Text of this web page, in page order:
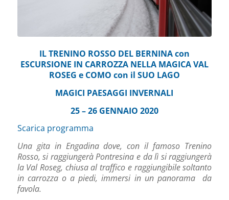
IL TRENINO ROSSO DEL BERNINA con
ESCURSIONE IN CARROZZA NELLA MAGICA VAL
ROSEG e COMO con il SUO LAGO
MAGICI PAESAGGI INVERNALI
25 – 26 GENNAIO 2020
Scarica programma
Una gita in Engadina dove, con il famoso Trenino
Rosso, si raggiungerà Pontresina e da lì si raggiungerà
la Val Roseg, chiusa al traffico e raggiungibile soltanto
in carrozza o a piedi, immersi in un panorama da
favola.